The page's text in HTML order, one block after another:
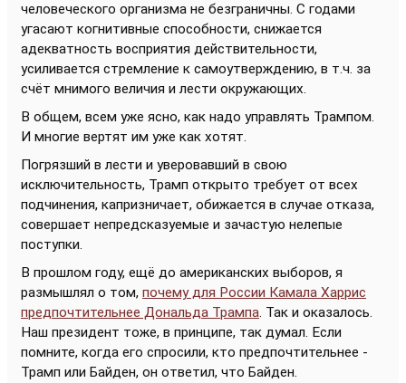
человеческого организма не безграничны. С годами
угасают когнитивные способности, снижается
адекватность восприятия действительности,
усиливается стремление к самоутверждению, в т.ч. за
счёт мнимого величия и лести окружающих.
В общем, всем уже ясно, как надо управлять Трампом.
И многие вертят им уже как хотят.
Погрязший в лести и уверовавший в свою
исключительность, Трамп открыто требует от всех
подчинения, капризничает, обижается в случае отказа,
совершает непредсказуемые и зачастую нелепые
поступки.
В прошлом году, ещё до американских выборов, я
размышлял о том, почему для России Камала Харрис
предпочтительнее Дональда Трампа. Так и оказалось.
Наш президент тоже, в принципе, так думал. Если
помните, когда его спросили, кто предпочтительнее -
Трамп или Байден, он ответил, что Байден.